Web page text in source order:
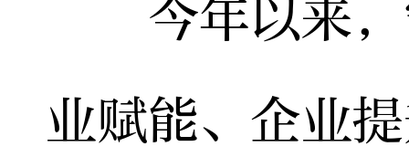
今年以来，
业赋能、企业